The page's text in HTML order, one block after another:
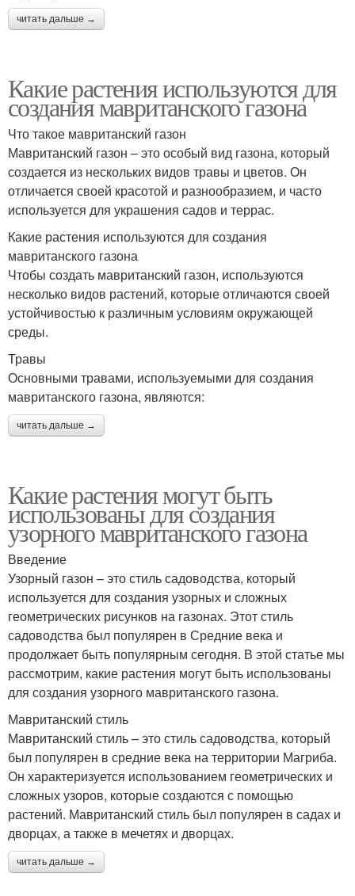
читать дальше →
Какие растения используются для
создания мавританского газона
Что такое мавританский газон
Мавританский газон – это особый вид газона, который
создается из нескольких видов травы и цветов. Он
отличается своей красотой и разнообразием, и часто
используется для украшения садов и террас.
Какие растения используются для создания
мавританского газона
Чтобы создать мавританский газон, используются
несколько видов растений, которые отличаются своей
устойчивостью к различным условиям окружающей
среды.
Травы
Основными травами, используемыми для создания
мавританского газона, являются:
читать дальше →
Какие растения могут быть
использованы для создания
узорного мавританского газона
Введение
Узорный газон – это стиль садоводства, который
используется для создания узорных и сложных
геометрических рисунков на газонах. Этот стиль
садоводства был популярен в Средние века и
продолжает быть популярным сегодня. В этой статье мы
рассмотрим, какие растения могут быть использованы
для создания узорного мавританского газона.
Мавританский стиль
Мавританский стиль – это стиль садоводства, который
был популярен в средние века на территории Магриба.
Он характеризуется использованием геометрических и
сложных узоров, которые создаются с помощью
растений. Мавританский стиль был популярен в садах и
дворцах, а также в мечетях и дворцах.
читать дальше →